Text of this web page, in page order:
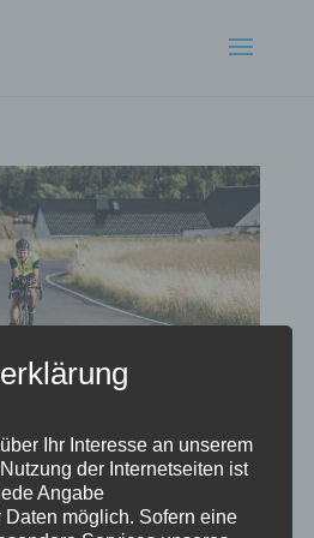
28, 2018|Brevets
Ihr Interesse an unserem
der Internetseiten ist
Angabe
möglich. Sofern eine